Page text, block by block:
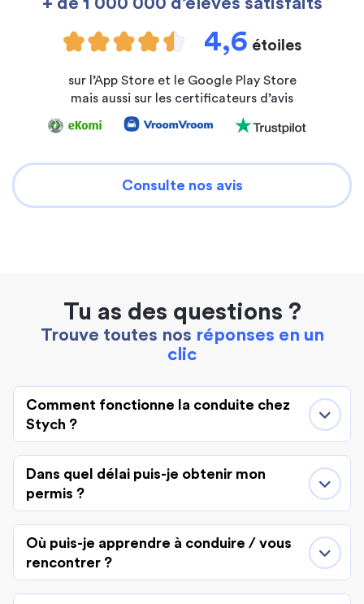
4,6 étoiles
sur l’App Store et le Google Play Store
mais aussi sur les certificateurs d’avis
Consulte nos avis
Tu as des questions ?
Trouve toutes nos réponses en un
clic
Comment fonctionne la conduite chez
Stych ?
Dans quel délai puis-je obtenir mon
permis ?
Où puis-je apprendre à conduire / vous
rencontrer ?